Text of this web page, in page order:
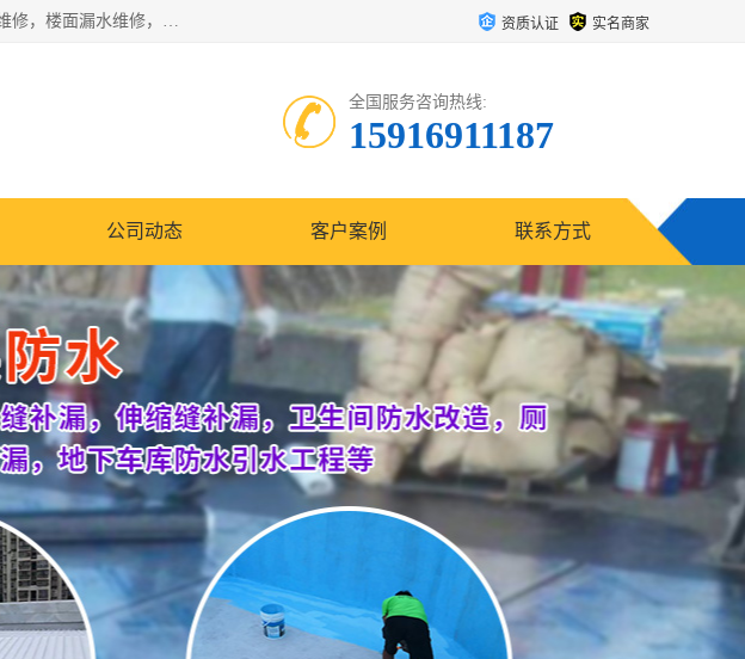
东莞市华展防水补漏装饰工程有限公司主要服务有：东莞防水补漏，东莞厂房防水补漏，东莞房屋渗漏水维修，楼面漏水维修，裂缝补漏，伸缩缝补漏，卫生间防水改造，厕所漏水补漏，外墙窗台补漏，电梯井堵漏，地下车库防水引水工程等 资质认证 实名商家
全国服务咨询热线:
15916911187
公司动态 客户案例 联系方式